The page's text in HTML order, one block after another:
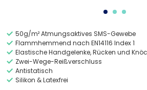
50g/m² Atmungsaktives SMS-Gewebe
Flammhemmend nach EN14116 Index 1
Elastische Handgelenke, Rücken und
Zwei-Wege-Reißverschluss
Antistatisch
Silikon & Latexfrei